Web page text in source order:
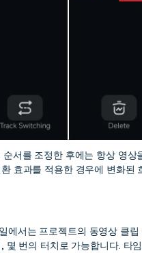
순서를 조정한 후에는 항상 영상
효과를 적용한 경우에 변화된
에서는 프로젝트의 동영상 클
몇 번의 터치로 가능합니다. 타